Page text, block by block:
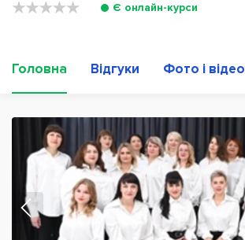
Є онлайн-курси
Головна Відгуки Фото і відео